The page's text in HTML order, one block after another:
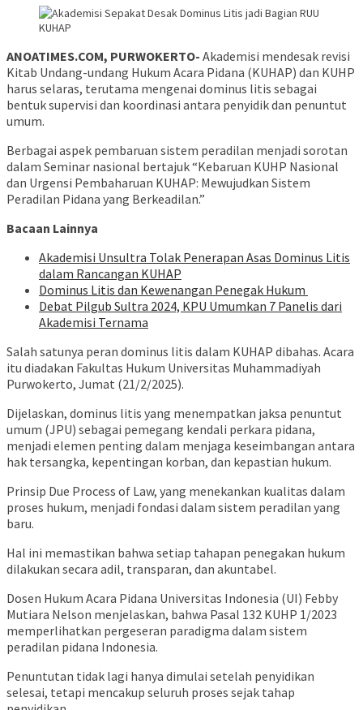
ANOATIMES.COM, PURWOKERTO- Akademisi mendesak revisi
Kitab Undang-undang Hukum Acara Pidana (KUHAP) dan KUHP
harus selaras, terutama mengenai dominus litis sebagai
bentuk supervisi dan koordinasi antara penyidik dan penuntut
umum.
Berbagai aspek pembaruan sistem peradilan menjadi sorotan
dalam Seminar nasional bertajuk “Kebaruan KUHP Nasional
dan Urgensi Pembaharuan KUHAP: Mewujudkan Sistem
Peradilan Pidana yang Berkeadilan.”
Bacaan Lainnya
Akademisi Unsultra Tolak Penerapan Asas Dominus Litis
dalam Rancangan KUHAP
Dominus Litis dan Kewenangan Penegak Hukum
Debat Pilgub Sultra 2024, KPU Umumkan 7 Panelis dari
Akademisi Ternama
Salah satunya peran dominus litis dalam KUHAP dibahas. Acara
itu diadakan Fakultas Hukum Universitas Muhammadiyah
Purwokerto, Jumat (21/2/2025).
Dijelaskan, dominus litis yang menempatkan jaksa penuntut
umum (JPU) sebagai pemegang kendali perkara pidana,
menjadi elemen penting dalam menjaga keseimbangan antara
hak tersangka, kepentingan korban, dan kepastian hukum.
Prinsip Due Process of Law, yang menekankan kualitas dalam
proses hukum, menjadi fondasi dalam sistem peradilan yang
baru.
Hal ini memastikan bahwa setiap tahapan penegakan hukum
dilakukan secara adil, transparan, dan akuntabel.
Dosen Hukum Acara Pidana Universitas Indonesia (UI) Febby
Mutiara Nelson menjelaskan, bahwa Pasal 132 KUHP 1/2023
memperlihatkan pergeseran paradigma dalam sistem
peradilan pidana Indonesia.
Penuntutan tidak lagi hanya dimulai setelah penyidikan
selesai, tetapi mencakup seluruh proses sejak tahap